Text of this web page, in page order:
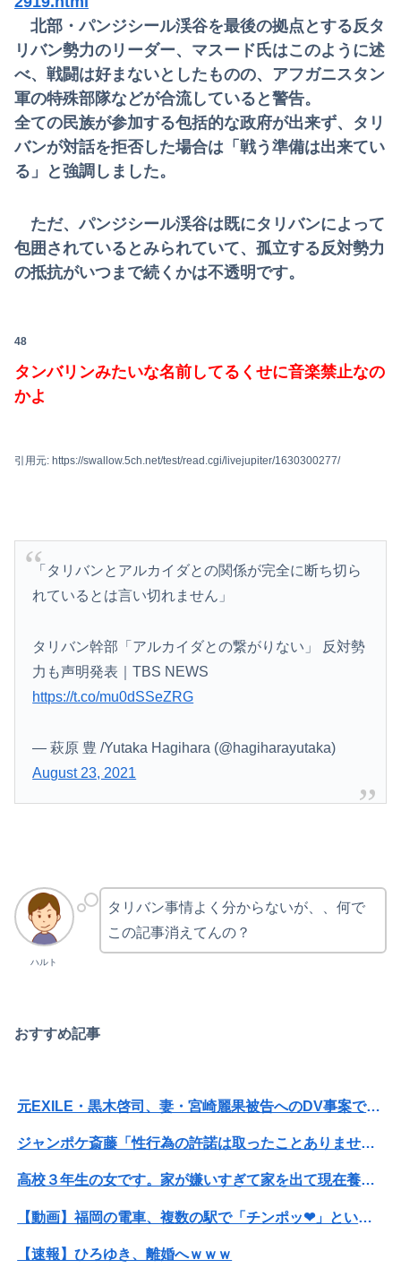
北部・パンジシール渓谷を最後の拠点とする反タ
リバン勢力のリーダー、マスード氏はこのように述
べ、戦闘は好まないとしたものの、アフガニスタン
軍の特殊部隊などが合流していると警告。
全ての民族が参加する包括的な政府が出来ず、タリ
バンが対話を拒否した場合は「戦う準備は出来てい
る」と強調しました。
ただ、パンジシール渓谷は既にタリバンによって
包囲されているとみられていて、孤立する反対勢力
の抵抗がいつまで続くかは不透明です。
48
タンバリンみたいな名前してるくせに音楽禁止なの
かよ
引用元: https://swallow.5ch.net/test/read.cgi/livejupiter/1630300277/
「タリバンとアルカイダとの関係が完全に断ち切ら
れているとは言い切れません」
タリバン幹部「アルカイダとの繋がりない」 反対勢
力も声明発表｜TBS NEWS
https://t.co/mu0dSSeZRG
— 萩原 豊 /Yutaka Hagihara (@hagiharayutaka)
August 23, 2021
ハルト
タリバン事情よく分からないが、、何で
この記事消えてんの？
おすすめ記事
元EXILE・黒木啓司、妻・宮崎麗果被告へのDV事案で逮捕されていた 宮崎は全身打撲、頭部裂傷及び打撲、頸部損傷の怪我
ジャンポケ斎藤「性行為の許諾は取ったことありません」
高校３年生の女です。家が嫌いすぎて家を出て現在養護施設で暮らしています
【動画】福岡の電車、複数の駅で「チンポッ❤」というアナウンスが流れ大騒ぎwwwwwwwww
【速報】ひろゆき、離婚へｗｗｗ